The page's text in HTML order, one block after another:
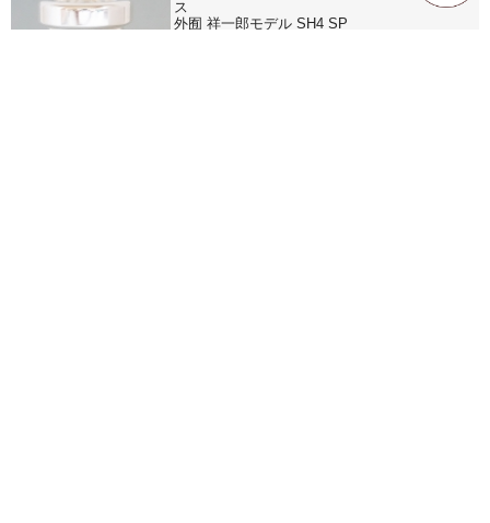
ス
外囿 祥一郎モデル SH4 SP